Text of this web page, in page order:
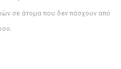
σε άτομα που δεν πάσχουν από